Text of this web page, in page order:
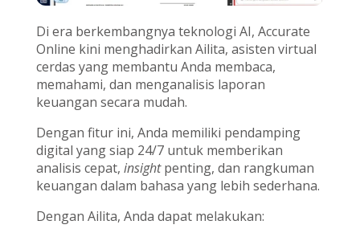
Di era berkembangnya teknologi AI, Accurate
Online kini menghadirkan Ailita, asisten virtual
cerdas yang membantu Anda membaca,
memahami, dan menganalisis laporan
keuangan secara mudah.
Dengan fitur ini, Anda memiliki pendamping
digital yang siap 24/7 untuk memberikan
analisis cepat, insightpenting, dan rangkuman
keuangan dalam bahasa yang lebih sederhana.
Dengan Ailita, Anda dapat melakukan: